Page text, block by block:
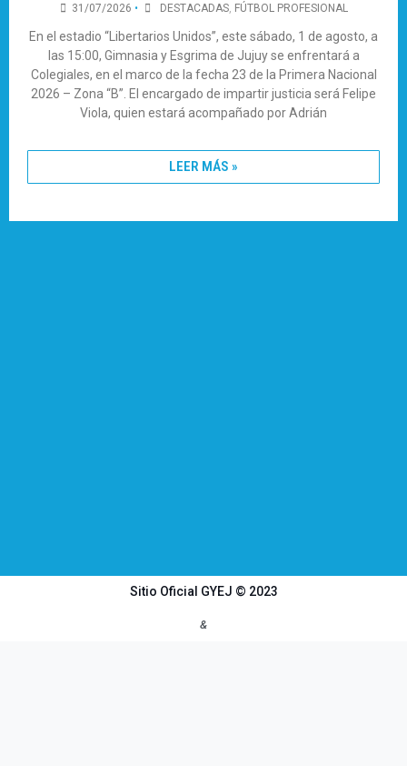
31/07/2026 • DESTACADAS, FÚTBOL PROFESIONAL
En el estadio “Libertarios Unidos”, este sábado, 1 de agosto, a
las 15:00, Gimnasia y Esgrima de Jujuy se enfrentará a
Colegiales, en el marco de la fecha 23 de la Primera Nacional
2026 – Zona “B”. El encargado de impartir justicia será Felipe
Viola, quien estará acompañado por Adrián
LEER MÁS »
Sitio Oficial GYEJ © 2023
&